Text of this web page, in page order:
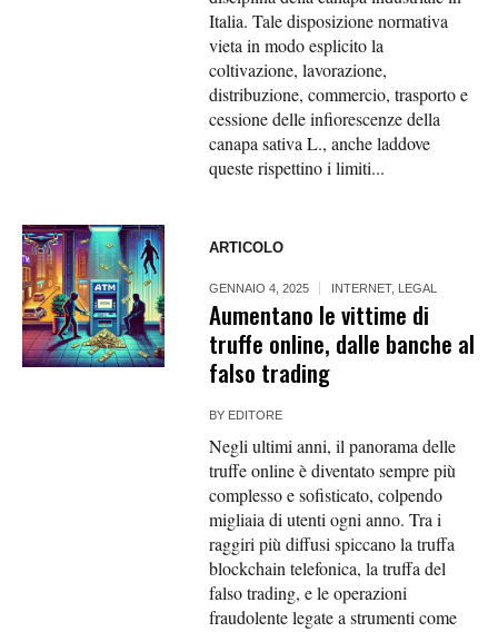
Italia. Tale disposizione normativa
vieta in modo esplicito la
coltivazione, lavorazione,
distribuzione, commercio, trasporto e
cessione delle infiorescenze della
canapa sativa L., anche laddove
queste rispettino i limiti...
ARTICOLO
GENNAIO 4, 2025 INTERNET, LEGAL
Aumentano le vittime di
truffe online, dalle banche al
falso trading
BY EDITORE
Negli ultimi anni, il panorama delle
truffe online è diventato sempre più
complesso e sofisticato, colpendo
migliaia di utenti ogni anno. Tra i
raggiri più diffusi spiccano la truffa
blockchain telefonica, la truffa del
falso trading, e le operazioni
fraudolente legate a strumenti come